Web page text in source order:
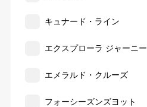
キュナード・ライン
エクスプローラ ジャーニー
エメラルド・クルーズ
フォーシーズンズヨット